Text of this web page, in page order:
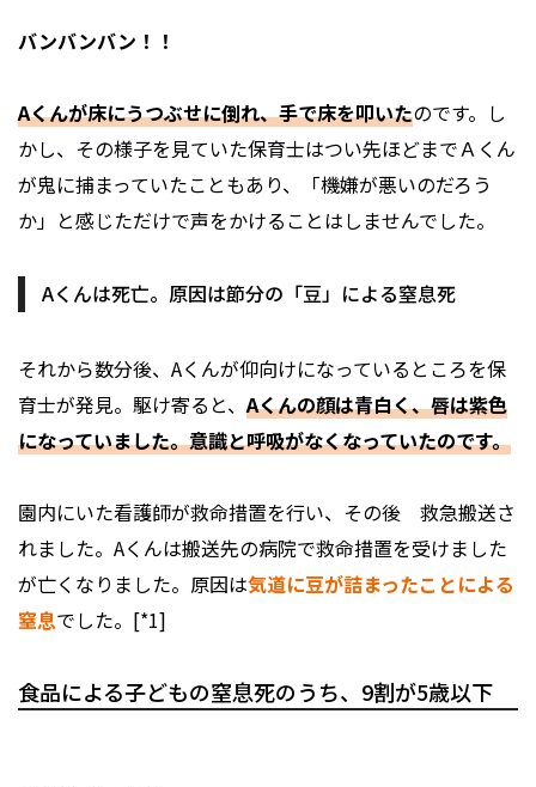
バンバンバン！！
Aくんが床にうつぶせに倒れ、手で床を叩いたのです。し
かし、その様子を見ていた保育士はつい先ほどまでＡくん
が鬼に捕まっていたこともあり、「機嫌が悪いのだろう
か」と感じただけで声をかけることはしませんでした。
Aくんは死亡。原因は節分の「豆」による窒息死
それから数分後、Aくんが仰向けになっているところを保
育士が発見。駆け寄ると、Aくんの顔は青白く、唇は紫色
になっていました。意識と呼吸がなくなっていたのです。
園内にいた看護師が救命措置を行い、その後 救急搬送さ
れました。Aくんは搬送先の病院で救命措置を受けました
が亡くなりました。原因は気道に豆が詰まったことによる
窒息でした。[*1]
食品による子どもの窒息死のうち、9割が5歳以下